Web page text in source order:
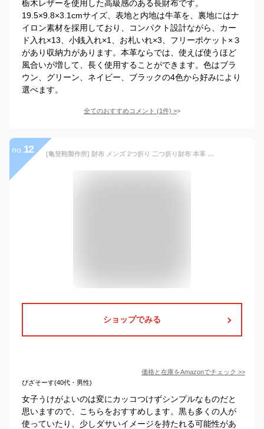
栃木レザーを使用した高級感のある長財布です。
19.5×9.8×3.1cmサイズ、表地と内地は牛革を、裏地にはナ
イロン素材を採用しており、コンパクト設計ながら、カー
ド入れ×13、小銭入れ×1、お札いれ×3、フリーポケット×３
があり収納力があります。本革ならでは、使えば使うほど
風合いが増して、長く使用することができます。色はブラ
ウン、グリーン、ネイビー、ブラックの4色から好みにより
選べます。
全てのおすすめコメント (1件) >
no. 12 [亀登鞄製作所] 財布 メンズ 2つ折り 二つ折り財布 本革 薄型 （ 経年変化を楽しむ逸品 ） コンパクト 大容量 革 小銭入れ 薄い かさばらない カード ミニ財布 小さい 軽い 軽量 レザー (キャメル)
ショップでみる
価格と在庫をAmazonでチェック >>
ぴざそーす(40代・男性)
女子うけがよいのは変にカッコつけずシンプルなものだと
思いますので、こちらをおすすめします。黒も多くの人が
使っていたり、少しダサいイメージを持たれる可能性があ